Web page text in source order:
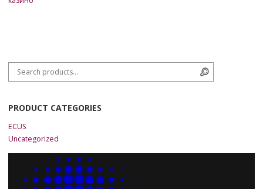
Search for:
PRODUCT CATEGORIES
ECUS
Uncategorized